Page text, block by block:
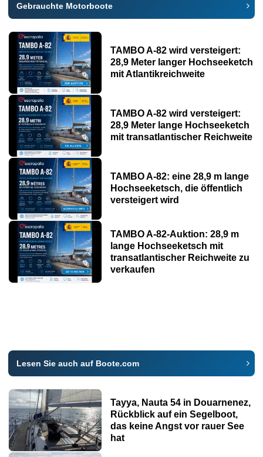
Gebrauchte Motorboote
TAMBO A-82 wird versteigert:
28,9 Meter langer Hochseeketch
mit Atlantikreichweite
TAMBO A-82 wird versteigert:
28,9 Meter lange Hochseeketch
mit transatlantischer Reichweite
TAMBO A-82: eine 28,9 m lange
Hochseeketsch, die öffentlich
versteigert wird
TAMBO A-82-Auktion: 28,9 m
lange Hochseeketsch mit
transatlantischer Reichweite zu
verkaufen
Lesen Sie auch auf Boote.com
Tayya, Nauta 54 in Douarnenez,
Rückblick auf ein Segelboot,
das keine Angst vor rauer See
hat